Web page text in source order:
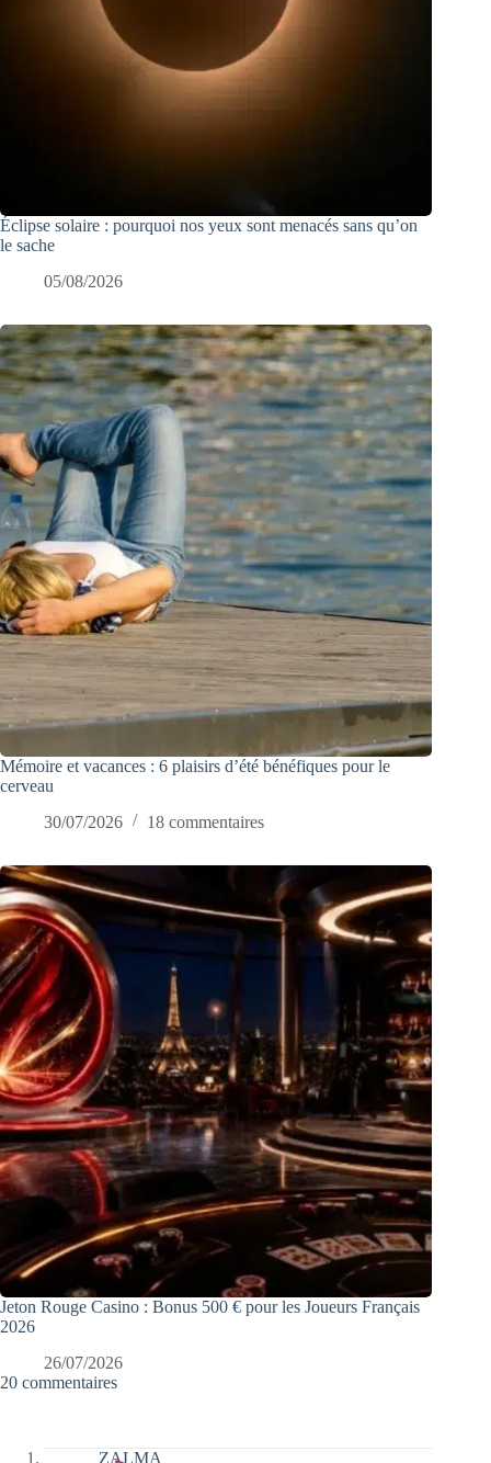
Éclipse solaire : pourquoi nos yeux sont menacés sans qu’on
le sache
05/08/2026
Mémoire et vacances : 6 plaisirs d’été bénéfiques pour le
cerveau
30/07/2026
18 commentaires
Jeton Rouge Casino : Bonus 500 € pour les Joueurs Français
2026
26/07/2026
20 commentaires
ZALMA